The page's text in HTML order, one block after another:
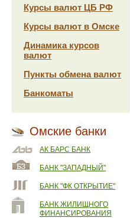
Курсы валют ЦБ РФ
Курсы валют в Омске
Динамика курсов
валют
Пункты обмена валют
Банкоматы
Омские банки
АК БАРС БАНК
БАНК "ЗАПАДНЫЙ"
БАНК "ФК ОТКРЫТИЕ"
БАНК ЖИЛИЩНОГО
ФИНАНСИРОВАНИЯ